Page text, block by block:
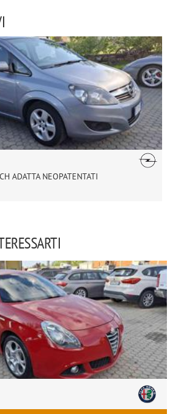
ADATTA NEOPATENTATI